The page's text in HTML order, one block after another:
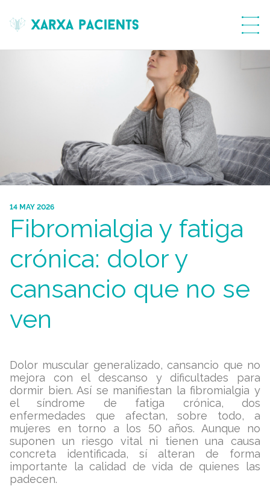
14 MAY 2026
Fibromialgia y fatiga
crónica: dolor y
cansancio que no se
ven
Dolor muscular generalizado, cansancio que no
mejora con el descanso y dificultades para
dormir bien. Así se manifiestan la fibromialgia y
el síndrome de fatiga crónica, dos
enfermedades que afectan, sobre todo, a
mujeres en torno a los 50 años. Aunque no
suponen un riesgo vital ni tienen una causa
concreta identificada, sí alteran de forma
importante la calidad de vida de quienes las
padecen.